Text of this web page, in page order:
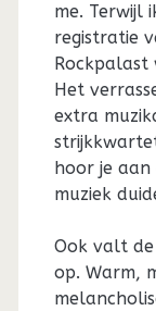
me. Terwijl
registratie
Het
extra
hoor je
muziek
Ook valt
op. Warm,